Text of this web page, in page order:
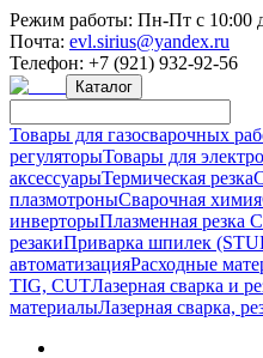
Режим работы: Пн-Пт с 10:00
Почта: evl.sirius@yandex.ru
Телефон: +7 (921) 932-92-56
Каталог
Товары для газосварочных
регуляторыТовары для
аксессуарыТермическая резка
плазмотроныСварочная химия
инверторыПлазменная резка
резакиПриварка шпилек
автоматизацияРасходные
TIG, CUTЛазерная сварка и
материалыЛазерная сварка,